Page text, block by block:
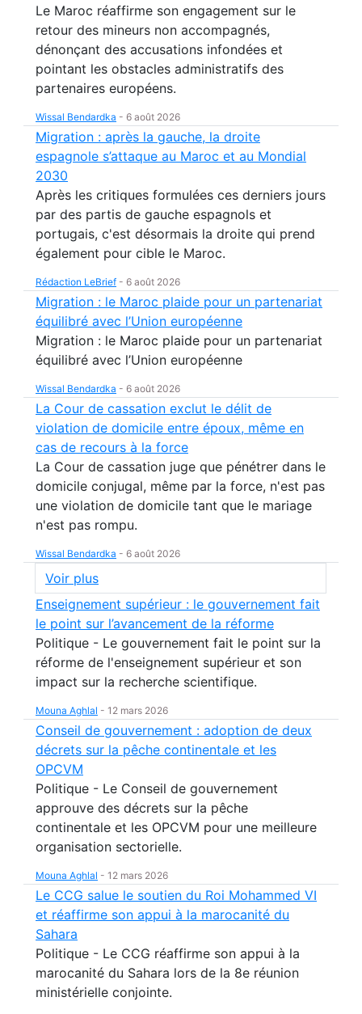
Le Maroc réaffirme son engagement sur le
retour des mineurs non accompagnés,
dénonçant des accusations infondées et
pointant les obstacles administratifs des
partenaires européens.
Wissal Bendardka - 6 août 2026
Migration : après la gauche, la droite
espagnole s’attaque au Maroc et au Mondial
2030
Après les critiques formulées ces derniers jours
par des partis de gauche espagnols et
portugais, c'est désormais la droite qui prend
également pour cible le Maroc.
Rédaction LeBrief - 6 août 2026
Migration : le Maroc plaide pour un partenariat
équilibré avec l’Union européenne
Migration : le Maroc plaide pour un partenariat
équilibré avec l’Union européenne
Wissal Bendardka - 6 août 2026
La Cour de cassation exclut le délit de
violation de domicile entre époux, même en
cas de recours à la force
La Cour de cassation juge que pénétrer dans le
domicile conjugal, même par la force, n'est pas
une violation de domicile tant que le mariage
n'est pas rompu.
Wissal Bendardka - 6 août 2026
Voir plus
Enseignement supérieur : le gouvernement fait
le point sur l’avancement de la réforme
Politique - Le gouvernement fait le point sur la
réforme de l'enseignement supérieur et son
impact sur la recherche scientifique.
Mouna Aghlal - 12 mars 2026
Conseil de gouvernement : adoption de deux
décrets sur la pêche continentale et les
OPCVM
Politique - Le Conseil de gouvernement
approuve des décrets sur la pêche
continentale et les OPCVM pour une meilleure
organisation sectorielle.
Mouna Aghlal - 12 mars 2026
Le CCG salue le soutien du Roi Mohammed VI
et réaffirme son appui à la marocanité du
Sahara
Politique - Le CCG réaffirme son appui à la
marocanité du Sahara lors de la 8e réunion
ministérielle conjointe.